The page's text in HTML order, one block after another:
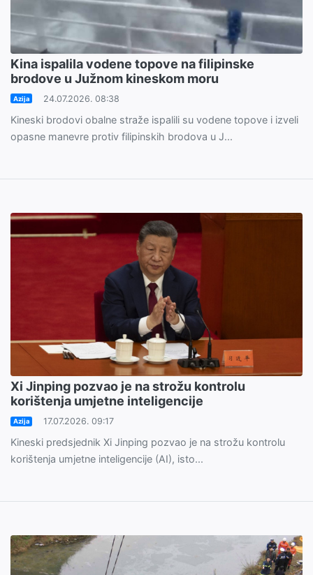
Kina ispalila vodene topove na filipinske
brodove u Južnom kineskom moru
Azija 24.07.2026. 08:38
Kineski brodovi obalne straže ispalili su vodene topove i izveli
opasne manevre protiv filipinskih brodova u J...
Xi Jinping pozvao je na strožu kontrolu
korištenja umjetne inteligencije
Azija 17.07.2026. 09:17
Kineski predsjednik Xi Jinping pozvao je na strožu kontrolu
korištenja umjetne inteligencije (AI), isto...